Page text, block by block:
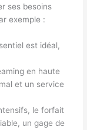
ses besoins
exemple :
est idéal,
en haute
et un service
le forfait
un gage de